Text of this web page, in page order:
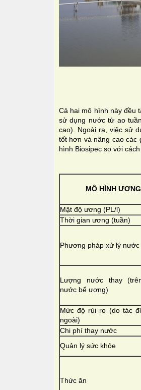
Cả hai mô hình này đều
sử dụng nước từ ao
cao). Ngoài ra, việc sử
tốt hơn và nâng cao các
hình Biosipec so với
MÔ HÌNH ƯƠNG
Mật độ ương (PL/l)
Thời gian ương (tuần)
Phương pháp xử lý nước
Lượng nước thay
nước bể ương)
Mức độ rủi ro (do tác
ngoài)
Chi phí thay nước
Quản lý sức khỏe
Thức ăn